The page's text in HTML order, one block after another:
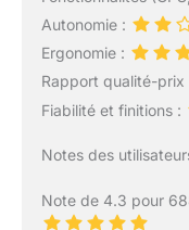
Autonomie :
Ergonomie :
Rapport qualité-prix
Fiabilité et finitions :
Notes des
Note de 4.3 pour